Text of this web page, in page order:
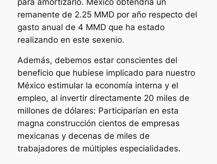
remanente de 2.25 MMD por año respecto del
gasto anual de 4 MMD que ha estado
realizando en este sexenio.
Además, debemos estar conscientes del
beneficio que hubiese implicado para nuestro
México estimular la economía interna y el
empleo, al invertir directamente 20 miles de
millones de dólares: Participarían en esta
magna construcción cientos de empresas
mexicanas y decenas de miles de
trabajadores de múltiples especialidades.